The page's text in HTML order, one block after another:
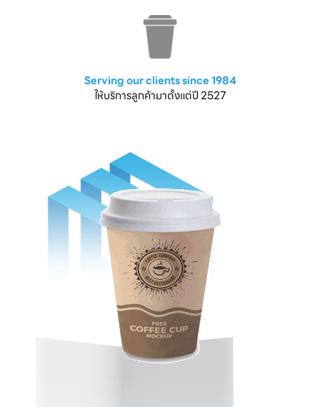
Serving our clients since 1984
ให้บริการลูกค้ามาตั้งแต่ปี 2527